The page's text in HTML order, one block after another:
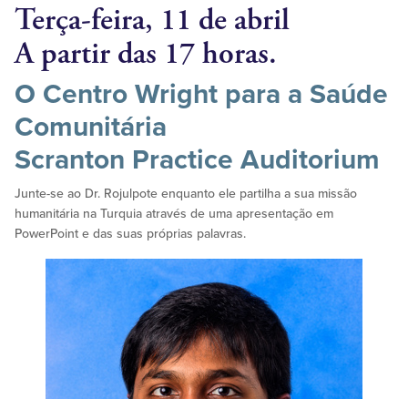
Terça-feira, 11 de abril
A partir das 17 horas.
O Centro Wright para a Saúde
Comunitária
Scranton Practice Auditorium
Junte-se ao Dr. Rojulpote enquanto ele partilha a sua missão
humanitária na Turquia através de uma apresentação em
PowerPoint e das suas próprias palavras.